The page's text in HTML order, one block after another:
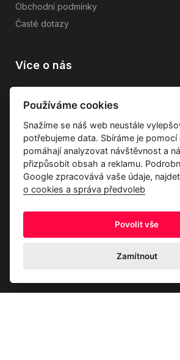
Obchodní podmínky
Časté dotazy
Více o nás
Průvodce tkaninami
Kontakty
Ochrana osobních údajů
Používáme cookies
Snažíme se náš web neustále
potřebujeme data. Sbíráme je pomocí
pomáhají analyzovat návštěvnost a
přizpůsobit obsah a reklamu.
Google zpracovává vaše údaje,
o cookies a správa předvoleb
Povolit vše
Zamítnout